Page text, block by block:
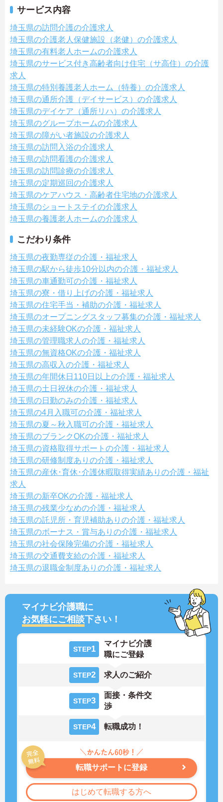
サービス内容
埼玉県の訪問介護の介護求人
埼玉県の介護老人保健施設（老健）の介護求人
埼玉県の有料老人ホームの介護求人
埼玉県のサービス付き高齢者向け住宅（サ高住）の介護
求人
埼玉県の特別養護老人ホーム（特養）の介護求人
埼玉県の通所介護（デイサービス）の介護求人
埼玉県のデイケア（通所リハ）の介護求人
埼玉県のグループホームの介護求人
埼玉県の障がい者施設の介護求人
埼玉県の訪問入浴の介護求人
埼玉県の訪問看護の介護求人
埼玉県の訪問診療の介護求人
埼玉県の定期巡回の介護求人
埼玉県のケアハウス・高齢者住宅地の介護求人
埼玉県のショートステイの介護求人
埼玉県の養護老人ホームの介護求人
こだわり条件
埼玉県の夜勤専従の介護・福祉求人
埼玉県の駅から徒歩10分以内の介護・福祉求人
埼玉県の車通勤可の介護・福祉求人
埼玉県の寮・借り上げの介護・福祉求人
埼玉県の住宅手当・補助の介護・福祉求人
埼玉県のオープニングスタッフ募集の介護・福祉求人
埼玉県の未経験OKの介護・福祉求人
埼玉県の管理職求人の介護・福祉求人
埼玉県の無資格OKの介護・福祉求人
埼玉県の高収入の介護・福祉求人
埼玉県の年間休日110日以上の介護・福祉求人
埼玉県の土日祝休の介護・福祉求人
埼玉県の日勤のみの介護・福祉求人
埼玉県の4月入職可の介護・福祉求人
埼玉県の夏～秋入職可の介護・福祉求人
埼玉県のブランクOKの介護・福祉求人
埼玉県の資格取得サポートの介護・福祉求人
埼玉県の研修制度ありの介護・福祉求人
埼玉県の産休･育休･介護休暇取得実績ありの介護・福祉
求人
埼玉県の新卒OKの介護・福祉求人
埼玉県の残業少なめの介護・福祉求人
埼玉県の託児所・育児補助ありの介護・福祉求人
埼玉県のボーナス・賞与ありの介護・福祉求人
埼玉県の社会保険完備の介護・福祉求人
埼玉県の交通費支給の介護・福祉求人
埼玉県の退職金制度ありの介護・福祉求人
マイナビ介護職に
お気軽にご相談下さい！
STEP1
マイナビ介護
職にご登録
STEP2 求人のご紹介
STEP3
面接・条件交
渉
STEP4 転職成功！
転職サポートに登録
はじめて転職する方へ